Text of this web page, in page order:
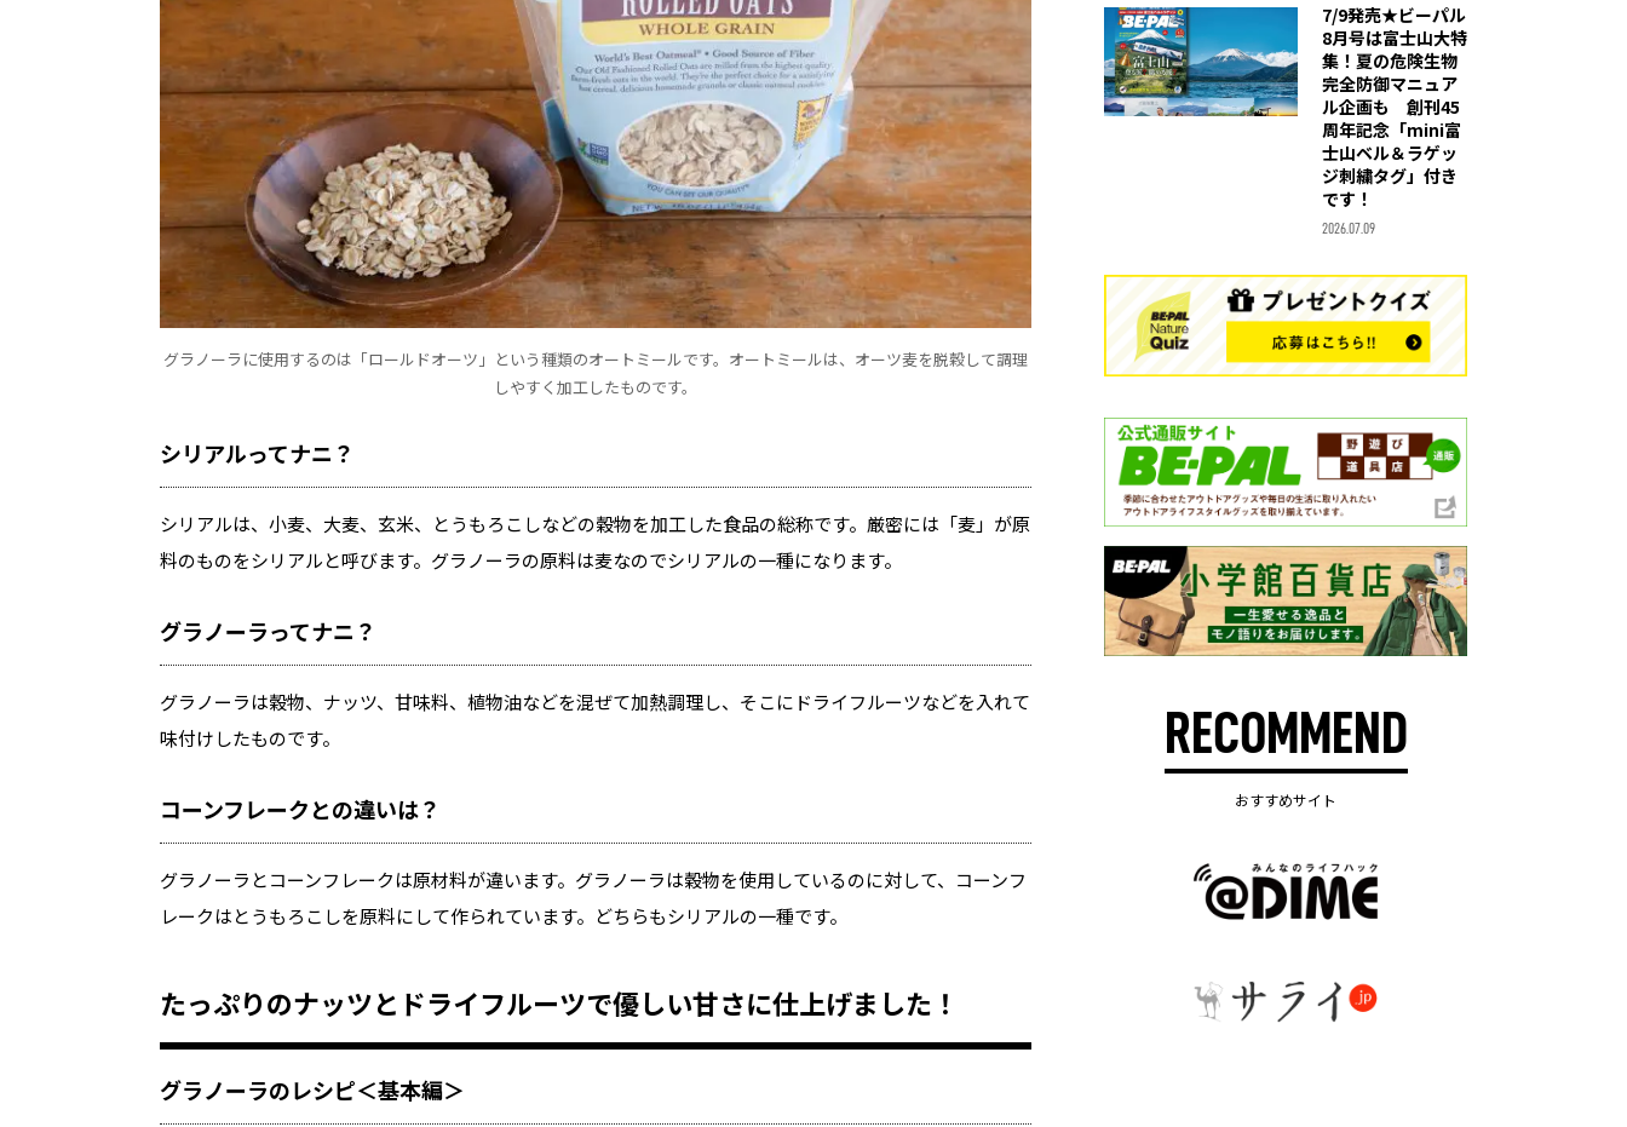
グラノーラに使用するのは「ロールドオーツ」という種類のオートミールです。オートミールは、オーツ麦を脱穀して調理
しやすく加工したものです。
シリアルってナニ？
シリアルは、小麦、大麦、玄米、とうもろこしなどの穀物を加工した食品の総称です。厳密には「麦」が原
料のものをシリアルと呼びます。グラノーラの原料は麦なのでシリアルの一種になります。
グラノーラってナニ？
グラノーラは穀物、ナッツ、甘味料、植物油などを混ぜて加熱調理し、そこにドライフルーツなどを入れて
味付けしたものです。
コーンフレークとの違いは？
グラノーラとコーンフレークは原材料が違います。グラノーラは穀物を使用しているのに対して、コーンフ
レークはとうもろこしを原料にして作られています。どちらもシリアルの一種です。
たっぷりのナッツとドライフルーツで優しい甘さに仕上げました！
グラノーラのレシピ＜基本編＞
7/9発売★ビーパル
8月号は富士山大特
集！夏の危険生物
完全防御マニュア
ル企画も 創刊45
周年記念「mini富
士山ベル＆ラゲッ
ジ刺繍タグ」付き
です！
2026.07.09
RECOMMEND
おすすめサイト